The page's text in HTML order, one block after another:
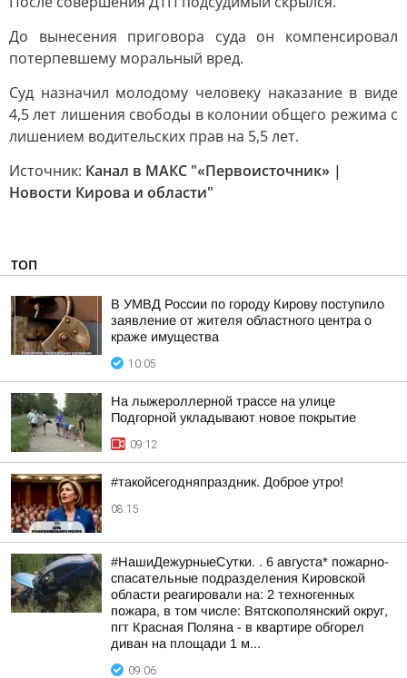
До вынесения приговора суда он компенсировал
потерпевшему моральный вред.
Суд назначил молодому человеку наказание в виде
4,5 лет лишения свободы в колонии общего режима с
лишением водительских прав на 5,5 лет.
Источник: Канал в МАКС "«Первоисточник» |
Новости Кирова и области"
ТОП
В УМВД России по городу Кирову поступило
заявление от жителя областного центра о
краже имущества
10:05
На лыжероллерной трассе на улице
Подгорной укладывают новое покрытие
09:12
#такойсегодняпраздник. Доброе утро!
08:15
#НашиДежурныеСутки. . 6 августа* пожарно-
спасательные подразделения Кировской
области реагировали на: 2 техногенных
пожара, в том числе: Вятскополянский округ,
пгт Красная Поляна - в квартире обгорел
диван на площади 1 м...
09:06